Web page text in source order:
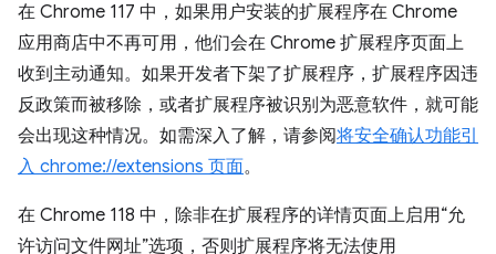
在 Chrome 117 中，如果用户安装的扩展程序在 Chrome
应用商店中不再可用，他们会在 Chrome 扩展程序页面上
收到主动通知。如果开发者下架了扩展程序，扩展程序因违
反政策而被移除，或者扩展程序被识别为恶意软件，就可能
会出现这种情况。如需深入了解，请参阅将安全确认功能引
入 chrome://extensions 页面。
在 Chrome 118 中，除非在扩展程序的详情页面上启用“允
许访问文件网址”选项，否则扩展程序将无法使用